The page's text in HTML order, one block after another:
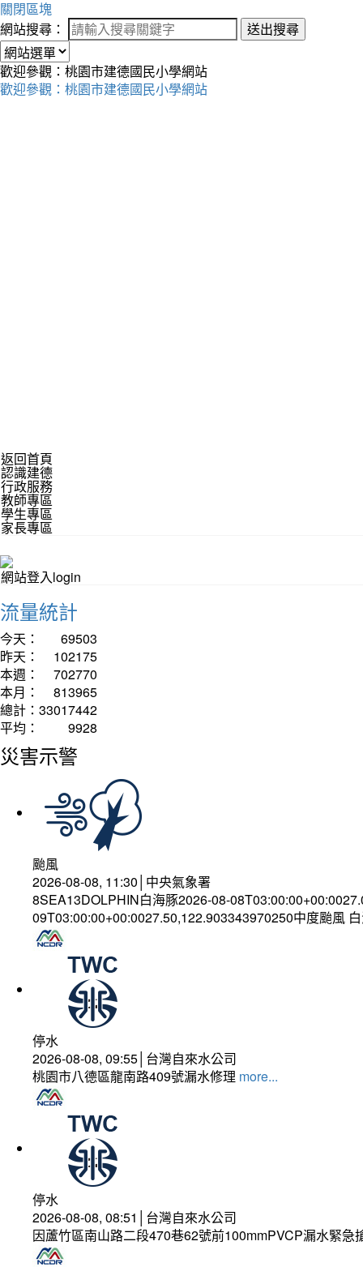
關閉區塊
網站搜尋：
送出搜尋
歡迎參觀：桃園市建德國民小學網站
歡迎參觀：桃園市建德國民小學網站
返回首頁
認識建德
行政服務
教師專區
學生專區
家長專區
網站登入login
流量統計
今天：
69503
昨天：
102175
本週：
702770
本月：
813965
總計： 33017442
平均：
9928
災害示警
颱風
2026-08-08, 11:30│中央氣象署
8SEA13DOLPHIN白海豚2026-08-
09T03:00:00+00:0027.50,122.903343970250中度颱風
停水
2026-08-08, 09:55│台灣自來水公司
桃園市八德區龍南路409號漏水修理 more...
停水
2026-08-08, 08:51│台灣自來水公司
因蘆竹區南山路二段470巷62號前100mmPVCP漏水緊急